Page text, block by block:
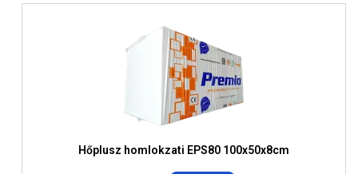
Hőplusz homlokzati EPS80 100x50x8cm